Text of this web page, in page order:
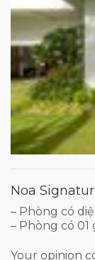
Noa
– Phòng có
– Phòng có
Your opinion